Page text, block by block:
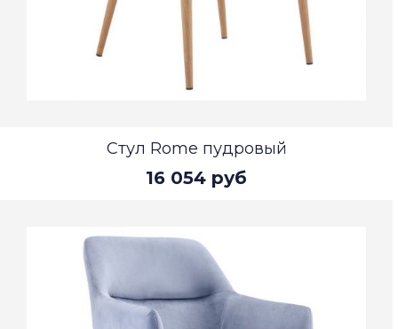
Стул Rome пудровый
16 054 руб